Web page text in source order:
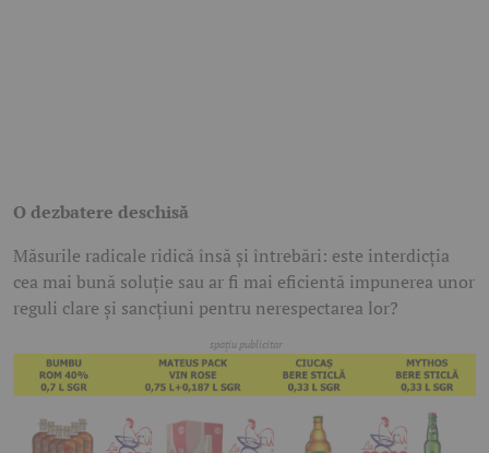
O dezbatere deschisă
Măsurile radicale ridică însă și întrebări: este interdicția
cea mai bună soluție sau ar fi mai eficientă impunerea unor
reguli clare și sancțiuni pentru nerespectarea lor?